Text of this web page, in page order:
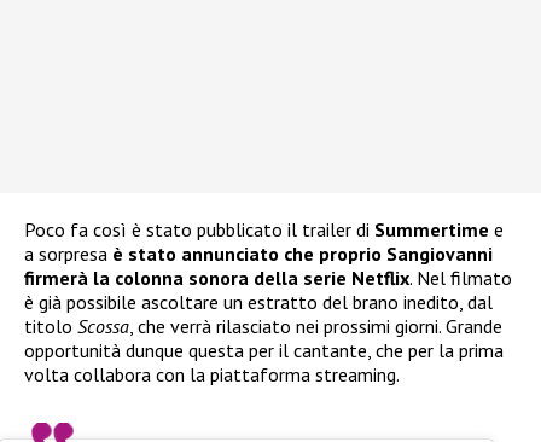
Poco fa così è stato pubblicato il trailer di Summertime e
a sorpresa è stato annunciato che proprio Sangiovanni
firmerà la colonna sonora della serie Netflix. Nel filmato
è già possibile ascoltare un estratto del brano inedito, dal
titolo Scossa, che verrà rilasciato nei prossimi giorni. Grande
opportunità dunque questa per il cantante, che per la prima
volta collabora con la piattaforma streaming.